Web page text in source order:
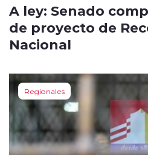
A ley: Senado
de proyecto de
Nacional
Regionales